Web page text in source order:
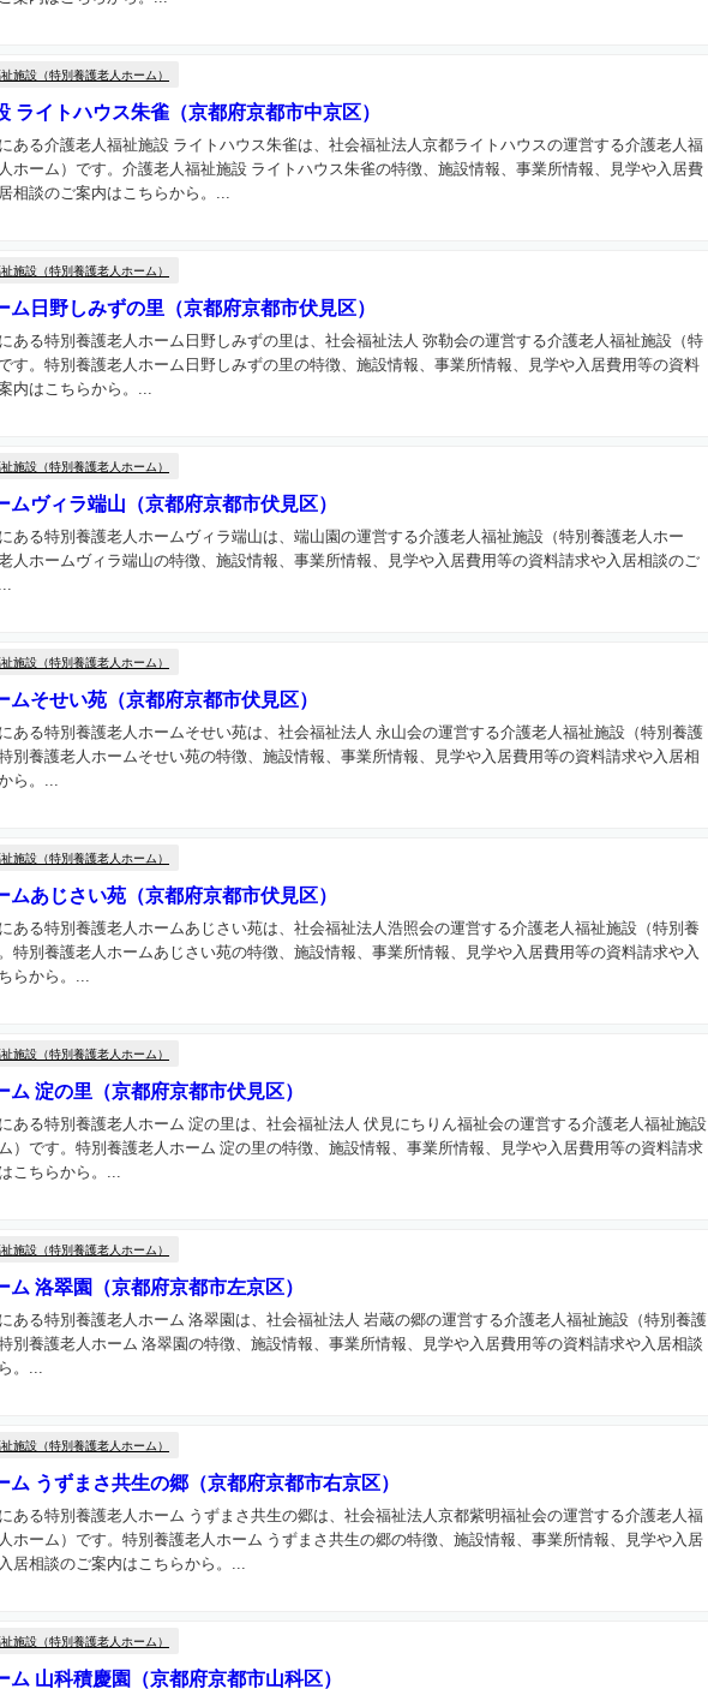
施設（特別養護老人ホーム）
ライトハウス朱雀（京都府京都市中京区）
ある介護老人福祉施設 ライトハウス朱雀は、社会福祉法人京都ライトハウスの運営する介護老人福
ホーム）です。介護老人福祉施設 ライトハウス朱雀の特徴、施設情報、事業所情報、見学や入居費
相談のご案内はこちらから。...
施設（特別養護老人ホーム）
ム日野しみずの里（京都府京都市伏見区）
ある特別養護老人ホーム日野しみずの里は、社会福祉法人 弥勒会の運営する介護老人福祉施設（特
す。特別養護老人ホーム日野しみずの里の特徴、施設情報、事業所情報、見学や入居費用等の資料
内はこちらから。...
施設（特別養護老人ホーム）
ムヴィラ端山（京都府京都市伏見区）
ある特別養護老人ホームヴィラ端山は、端山園の運営する介護老人福祉施設（特別養護老人ホー
人ホームヴィラ端山の特徴、施設情報、事業所情報、見学や入居費用等の資料請求や入居相談のご
施設（特別養護老人ホーム）
ムそせい苑（京都府京都市伏見区）
ある特別養護老人ホームそせい苑は、社会福祉法人 永山会の運営する介護老人福祉施設（特別養護
別養護老人ホームそせい苑の特徴、施設情報、事業所情報、見学や入居費用等の資料請求や入居相
ら。...
施設（特別養護老人ホーム）
ムあじさい苑（京都府京都市伏見区）
ある特別養護老人ホームあじさい苑は、社会福祉法人浩照会の運営する介護老人福祉施設（特別養
特別養護老人ホームあじさい苑の特徴、施設情報、事業所情報、見学や入居費用等の資料請求や入
らから。...
施設（特別養護老人ホーム）
ム 淀の里（京都府京都市伏見区）
ある特別養護老人ホーム 淀の里は、社会福祉法人 伏見にちりん福祉会の運営する介護老人福祉施設
）です。特別養護老人ホーム 淀の里の特徴、施設情報、事業所情報、見学や入居費用等の資料請求
こちらから。...
施設（特別養護老人ホーム）
ム 洛翠園（京都府京都市左京区）
ある特別養護老人ホーム 洛翠園は、社会福祉法人 岩蔵の郷の運営する介護老人福祉施設（特別養護
別養護老人ホーム 洛翠園の特徴、施設情報、事業所情報、見学や入居費用等の資料請求や入居相談
。...
施設（特別養護老人ホーム）
ム うずまさ共生の郷（京都府京都市右京区）
ある特別養護老人ホーム うずまさ共生の郷は、社会福祉法人京都紫明福祉会の運営する介護老人福
ホーム）です。特別養護老人ホーム うずまさ共生の郷の特徴、施設情報、事業所情報、見学や入居
居相談のご案内はこちらから。...
施設（特別養護老人ホーム）
ム 山科積慶園（京都府京都市山科区）